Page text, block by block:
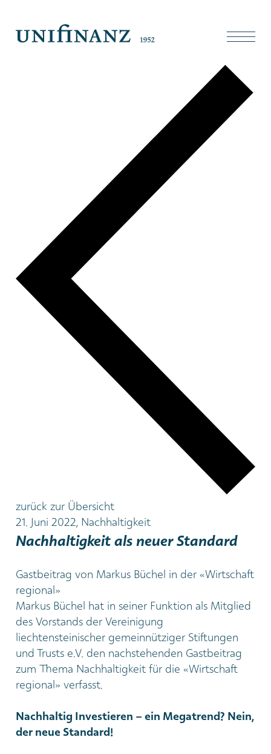
zurück zur Übersicht
21. Juni 2022, Nachhaltigkeit
Nachhaltigkeit als neuer Standard
Gastbeitrag von Markus Büchel in der «Wirtschaft
regional»
Markus Büchel hat in seiner Funktion als Mitglied
des Vorstands der Vereinigung
liechtensteinischer gemeinnütziger Stiftungen
und Trusts e.V. den nachstehenden Gastbeitrag
zum Thema Nachhaltigkeit für die «Wirtschaft
regional» verfasst.
Nachhaltig Investieren – ein Megatrend? Nein,
der neue Standard!